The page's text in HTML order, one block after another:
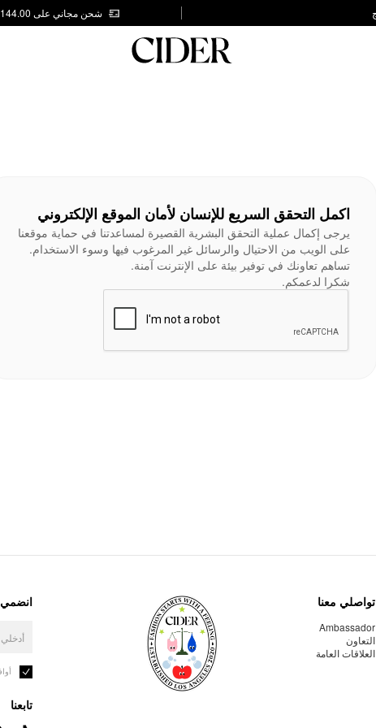
شحن مجاني على AED 144.00
اكمل التحقق السريع للإنسان لأمان الموقع الإلكتروني
يرجى إكمال عملية التحقق البشرية القصيرة لمساعدتنا في حماية موقعنا
على الويب من الاحتيال والرسائل غير المرغوب فيها وسوء الاستخدام.
تساهم تعاونك في توفير بيئة على الإنترنت آمنة.
شكرا لدعمكم.
تواصلي معنا
Ambassador
التعاون
العلاقات العامة
انضمي
تابعنا